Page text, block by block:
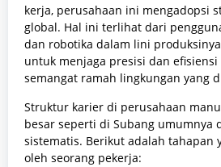
kerja, perusahaan ini mengadopsi
global. Hal ini terlihat dari
dan robotika dalam lini
untuk menjaga presisi dan
semangat ramah lingkungan yang
Struktur karier di perusahaan
besar seperti di Subang umumnya
sistematis. Berikut adalah tahapan
oleh seorang pekerja: